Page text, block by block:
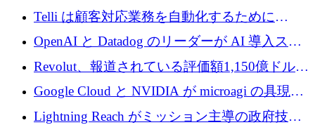
1,200 万ユーロを調達
Telli は顧客対応業務を自動化するために
1,500 万ドルのシードを確保
OpenAI と Datadog のリーダーが AI 導入スタ
ートアップ Arrakis を支援
Revolut、報道されている評価額1,150億ドルで
の新たな二次株式売却を確認
Google Cloud と NVIDIA が microagi の具現化
された AI の野望を推進
Lightning Reach がミッション主導の政府技術